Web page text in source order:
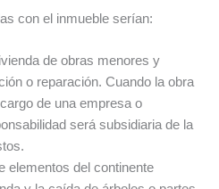
con el inmueble serían:
de obras menores y
o reparación. Cuando la obra
de una empresa o
será subsidiaria de la
elementos del continente